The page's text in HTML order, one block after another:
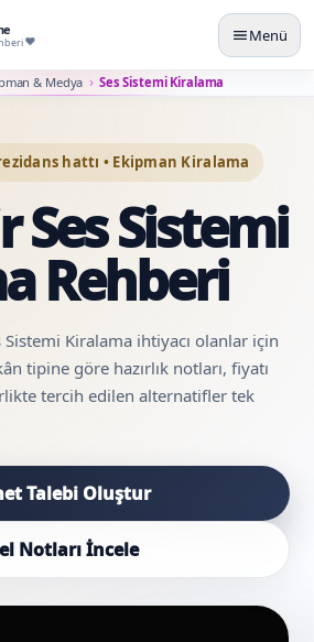
Menü
& Medya Ses Sistemi Kiralama
hattı • Ekipman Kiralama
Ses Sistemi
Rehberi
Kiralama ihtiyacı olanlar için
tipine göre hazırlık notları, fiyatı
tercih edilen alternatifler tek
Talebi Oluştur
Notları İncele